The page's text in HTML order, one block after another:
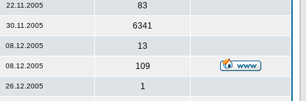
22.11.2005 83
30.11.2005 6341
08.12.2005 13
08.12.2005 109
26.12.2005 1